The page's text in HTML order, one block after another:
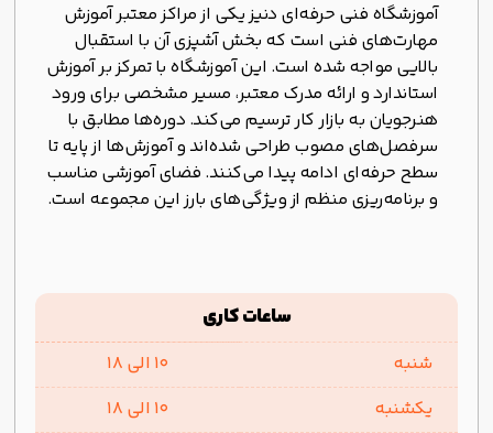
آموزشگاه فنی حرفه‌ای دنیز یکی از مراکز معتبر آموزش
مهارت‌های فنی است که بخش آشپزی آن با استقبال
بالایی مواجه شده است. این آموزشگاه با تمرکز بر آموزش
استاندارد و ارائه مدرک معتبر، مسیر مشخصی برای ورود
هنرجویان به بازار کار ترسیم می‌کند. دوره‌ها مطابق با
سرفصل‌های مصوب طراحی شده‌اند و آموزش‌ها از پایه تا
سطح حرفه‌ای ادامه پیدا می‌کنند. فضای آموزشی مناسب
و برنامه‌ریزی منظم از ویژگی‌های بارز این مجموعه است.
ساعات کاری
شنبه
10 الی 18
یکشنبه
10 الی 18